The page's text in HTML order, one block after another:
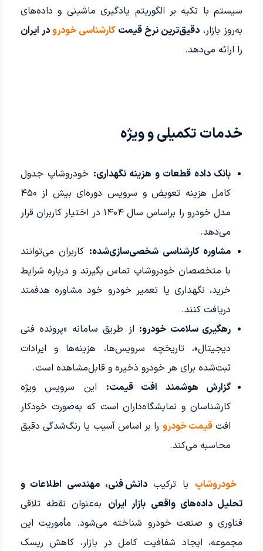
سیستم با تکیه بر الگوریتم یادگیری ماشینی و داده‌های
به‌روز بازار، دقیق‌ترین نرخ قیمتکارشناسی خودرودر ایران
را ارائه می‌دهد.
خدمات تکمیلی و ویژه
بانک داده قطعات و هزینه نگهداری: خودروشاپ جدول
کامل هزینه تعویض و سرویس دوره‌ای بیش از ۴۵۰
مدل خودرو را براساس سال ۱۴۰۴ در اختیار کاربران قرار
می‌دهد.
مشاوره کارشناسی شخصی‌سازی‌شده: کاربران می‌توانند
با متخصصان خودروشاپ تماس بگیرند و درباره شرایط
خرید، نگهداری یا تعمیر خودرو خود مشاوره هدفمند
دریافت کنند.
رهگیری سلامت خودرو: از طریق سامانه «پرونده فنی
دیجیتال»، تاریخچه سرویس‌ها، هزینه‌ها و ایرادات
ثبت‌شده برای هر خودرو ذخیره و قابل‌مشاهده است.
گزارش هوشمند افت قیمت: این سرویس ویژه
کارشناسان و نمایشگاه‌داران است که به‌صورت خودکار
افتقیمت خودرو را بر اساس آسیب یا رنگ‌شدگی دقیق
محاسبه می‌کند.
خودروشاپ با ترکیبدانش فنی، مهندسی اطلاعات و
تحلیل داده‌های واقعی بازار ایران به‌عنوان نقطه تلاقی
فناوری و صنعت خودرو شناخته می‌شود. مأموریت این
مجموعه، ایجاد شفافیت کامل در بازار، کاهش ریسک